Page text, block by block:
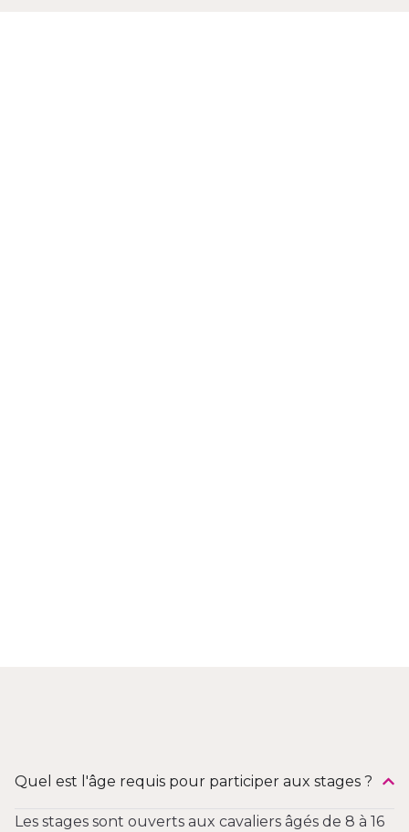
Quel est l'âge requis pour participer aux stages ?
Les stages sont ouverts aux cavaliers âgés de 8 à 16